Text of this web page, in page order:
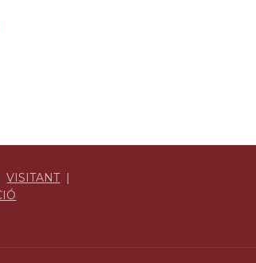
VISITANT|